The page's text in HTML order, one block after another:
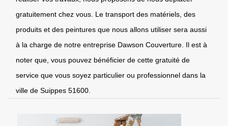
gratuitement chez vous. Le transport des matériels, des
produits et des peintures que nous allons utiliser sera aussi
à la charge de notre entreprise Dawson Couverture. Il est à
noter que, vous pouvez bénéficier de cette gratuité de
service que vous soyez particulier ou professionnel dans la
ville de Suippes 51600.